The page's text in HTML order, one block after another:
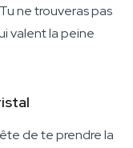
ne trouveras pas
valent la peine
de te prendre la